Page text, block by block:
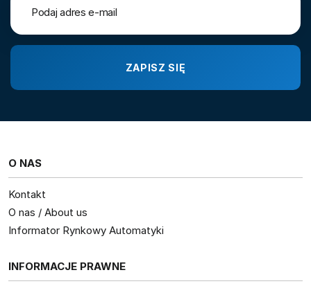
O NAS
Kontakt
O nas / About us
Informator Rynkowy Automatyki
INFORMACJE PRAWNE